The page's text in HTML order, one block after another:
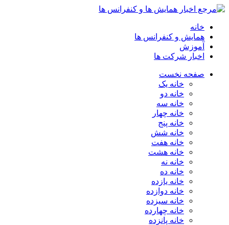
خانه
همایش و کنفرانس ها
آموزش
اخبار شرکت ها
صفحه نخست
خانه یک
خانه دو
خانه سه
خانه چهار
خانه پنج
خانه شش
خانه هفت
خانه هشت
خانه نه
خانه ده
خانه یازده
خانه دوازده
خانه سیزده
خانه چهارده
خانه پانزده